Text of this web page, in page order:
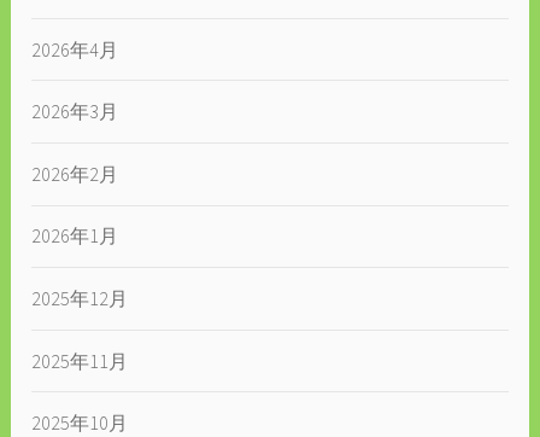
2026年4月
2026年3月
2026年2月
2026年1月
2025年12月
2025年11月
2025年10月